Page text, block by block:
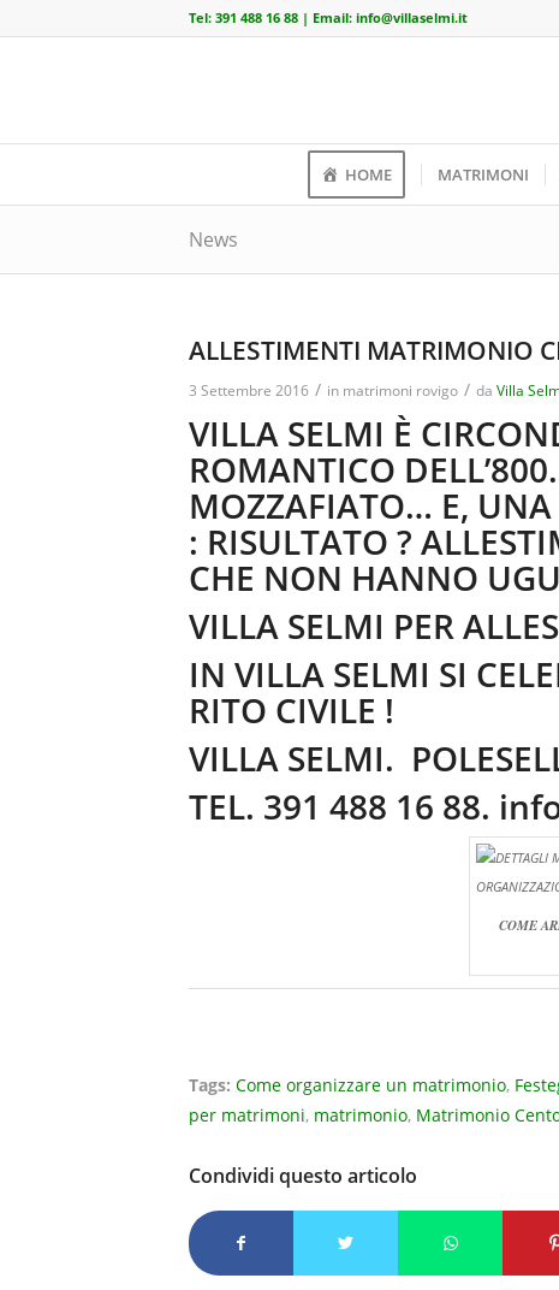
Tel: 391 488 16 88 | Email: info@villaselmi.it
HOME MATRIMONI
News
ALLESTIMENTI MATRIMONIO
3 Settembre 2016 / in matrimoni rovigo / da Villa
VILLA SELMI È
ROMANTICO
MOZZAFIATO… E, UNA
: RISULTATO ?
CHE NON HANNO
VILLA SELMI PER
IN VILLA SELMI SI
RITO CIVILE !
VILLA SELMI.
TEL. 391 488 16 88.
COME
Tags: Come organizzare un matrimonio,
per matrimoni, matrimonio, Matrimonio
Condividi questo articolo